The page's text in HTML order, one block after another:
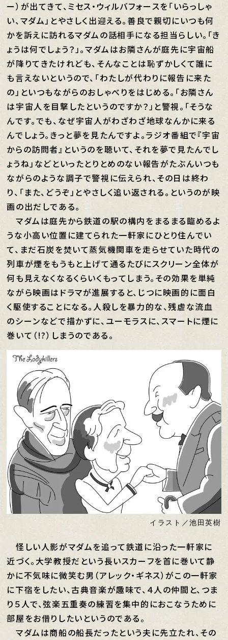
ー）が出てきて、ミセス・ウィルバフォースを「いらっしゃ
い、マダム」とやさしく出迎える。善良で親切にいつも何
かを訴えに訪れるマダムの話相手になる担当らしい。「き
ょうは何でしょう？」。マダムはお隣さんが庭先に宇宙船
が降りてきたけれども、そんなことは恥ずかしくて誰に
も言えないというので、「わたしが代わりに報告に来た
の」といつもながらのおしゃべりをはじめる。「お隣さん
は宇宙人を目撃したというのですか？」と警視。「そうな
んです。でも、なぜ宇宙人がわざわざ地球なんかに来る
んでしょう。きっと夢を見たんですよ。ラジオ番組で『宇宙
からの訪問者』というのを聴いて、それを夢で見たんでし
ょうね」などといったとりとめのない報告がたぶんいつも
ながらのような調子で警視に伝えられ、その日は終わ
り、「また、どうぞ」とやさしく追い返される。というのが映
画の出だしである。
マダムは庭先から鉄道の駅の構内をまるまる臨めるよ
うな小高い位置に建てられた一軒家にひとり住んでい
て、まだ石炭を焚いて蒸気機関車を走らせていた時代の
列車が煙をもうもと上げて通るたびにスクリーン全体が
何も見えなくなるくらいくもってしまう。その効果を単純
ながら映画はドラマが進展すると、じつに映画的に面白
く駆使することになる。人殺しを暴力的な、残虐な流血
のシーンなどで描かずに、ユーモラスに、スマートに煙に
巻いて（!?）しまうのである。
イラスト／池田英樹
怪しい人影がマダムを追って鉄道に沿った一軒家に
近づく。大学教授だという長いスカーフを首に巻いて静
かに不気味に微笑む男（アレック・ギネス）がこの一軒家
に下宿をしたい、古典音楽が趣味で、４人の仲間と、つま
り５人で、弦楽五重奏の練習を集中的におこなうために
部屋をお借りしたいというのである。
マダムは商船の船長だったという夫に先立たれ、その